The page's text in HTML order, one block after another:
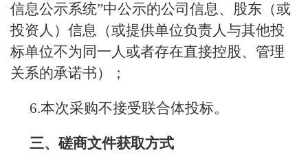
信息公示系统”中公示的公司信息、股东（或
投资人）信息（或提供单位负责人与其他投
标单位不为同一人或者存在直接控股、管理
关系的承诺书）；
6.本次采购不接受联合体投标。
三、磋商文件获取方式